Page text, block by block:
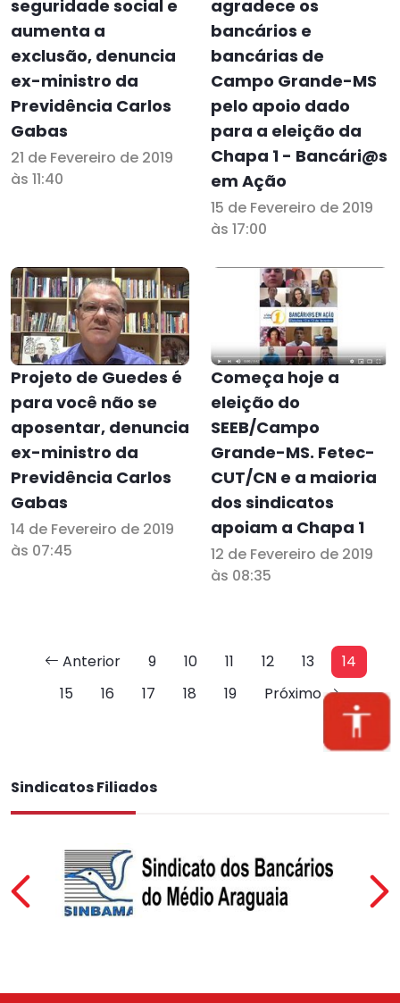
seguridade social e
aumenta a
exclusão, denuncia
ex-ministro da
Previdência Carlos
Gabas
21 de Fevereiro de 2019
às 11:40
agradece os
bancários e
bancárias de
Campo Grande-MS
pelo apoio dado
para a eleição da
Chapa 1 - Bancári@s
em Ação
15 de Fevereiro de 2019
às 17:00
Projeto de Guedes é
para você não se
aposentar, denuncia
ex-ministro da
Previdência Carlos
Gabas
14 de Fevereiro de 2019
às 07:45
Começa hoje a
eleição do
SEEB/Campo
Grande-MS. Fetec-
CUT/CN e a maioria
dos sindicatos
apoiam a Chapa 1
12 de Fevereiro de 2019
às 08:35
Anterior 9 10 11 12 13
14
15
16 17 18 19 Próximo
Sindicatos Filiados
Previous